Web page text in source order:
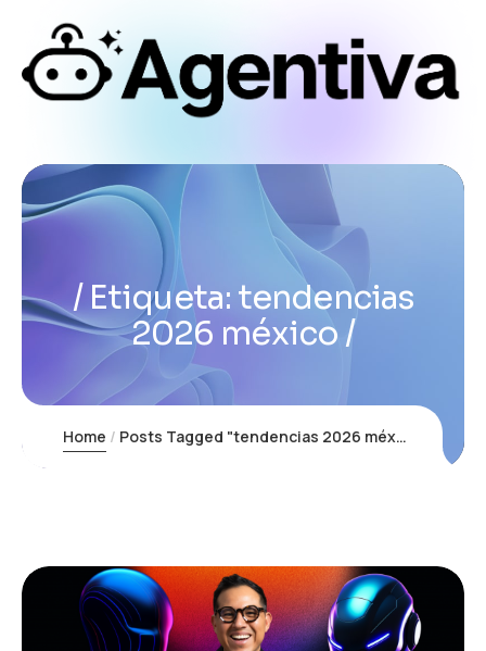
Etiqueta: tendencias
2026 méxico
Home Posts Tagged "tendencias 2026 méxico"